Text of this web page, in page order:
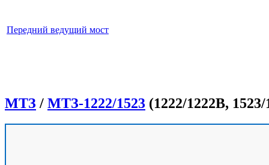
Передний ведущий мост
МТЗ / МТЗ-1222/1523 (1222/1222В,